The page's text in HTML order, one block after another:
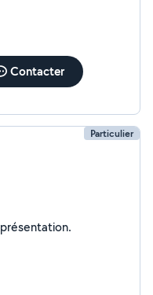
Contacter
Particulier
Je n'ai pas encore renseigné ma présentation.